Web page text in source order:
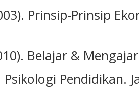
Prinsip-Prinsip
Belajar &
Psikologi Pendidikan.